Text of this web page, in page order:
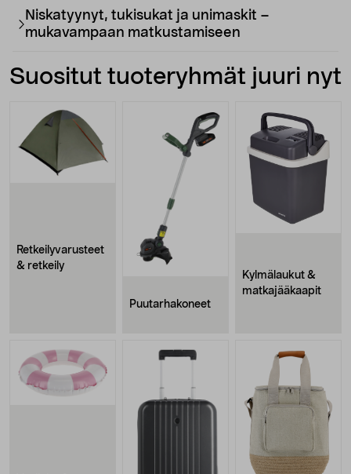
Niskatyynyt, tukisukat ja unimaskit –
mukavampaan matkustamiseen
Suositut tuoteryhmät juuri nyt
Retkeilyvarusteet
& retkeily
Puutarhakoneet
Kylmälaukut &
matkajääkaapit